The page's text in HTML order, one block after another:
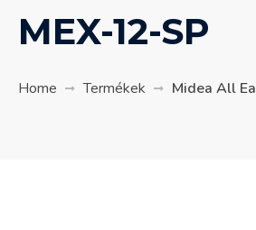
MEX-12-SP
Home Termékek Midea All